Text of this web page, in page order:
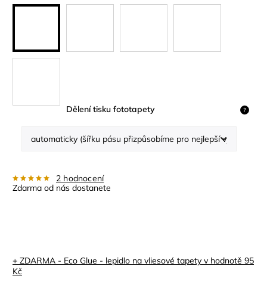
Dělení tisku fototapety ?
2 hodnocení
Zdarma od nás dostanete
+ ZDARMA - Eco Glue - lepidlo na vliesové tapety v hodnotě 95
Kč